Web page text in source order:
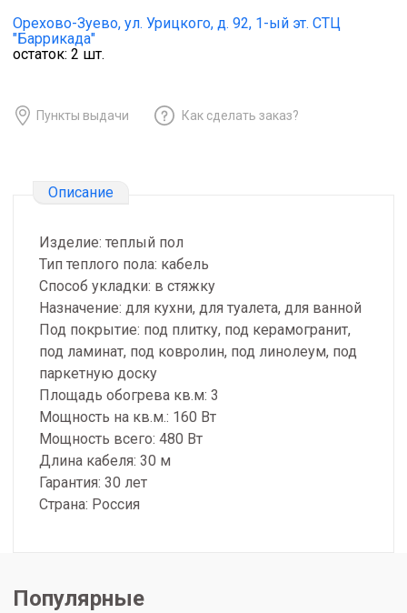
Орехово-Зуево, ул. Урицкого, д. 92, 1-ый эт. СТЦ
"Баррикада"
остаток: 2 шт.
Пункты выдачи Как сделать заказ?
Описание
Изделие: теплый пол
Тип теплого пола: кабель
Способ укладки: в стяжку
Назначение: для кухни, для туалета, для ванной
Под покрытие: под плитку, под керамогранит,
под ламинат, под ковролин, под линолеум, под
паркетную доску
Площадь обогрева кв.м: 3
Мощность на кв.м.: 160 Вт
Мощность всего: 480 Вт
Длина кабеля: 30 м
Гарантия: 30 лет
Страна: Россия
Популярные